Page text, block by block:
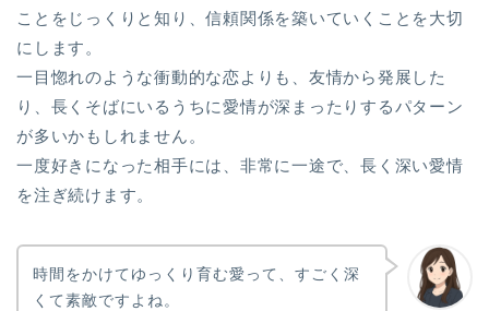
ことをじっくりと知り、信頼関係を築いていくことを大切
にします。
一目惚れのような衝動的な恋よりも、友情から発展した
り、長くそばにいるうちに愛情が深まったりするパターン
が多いかもしれません。
一度好きになった相手には、非常に一途で、長く深い愛情
を注ぎ続けます。
時間をかけてゆっくり育む愛って、すごく深
くて素敵ですよね。